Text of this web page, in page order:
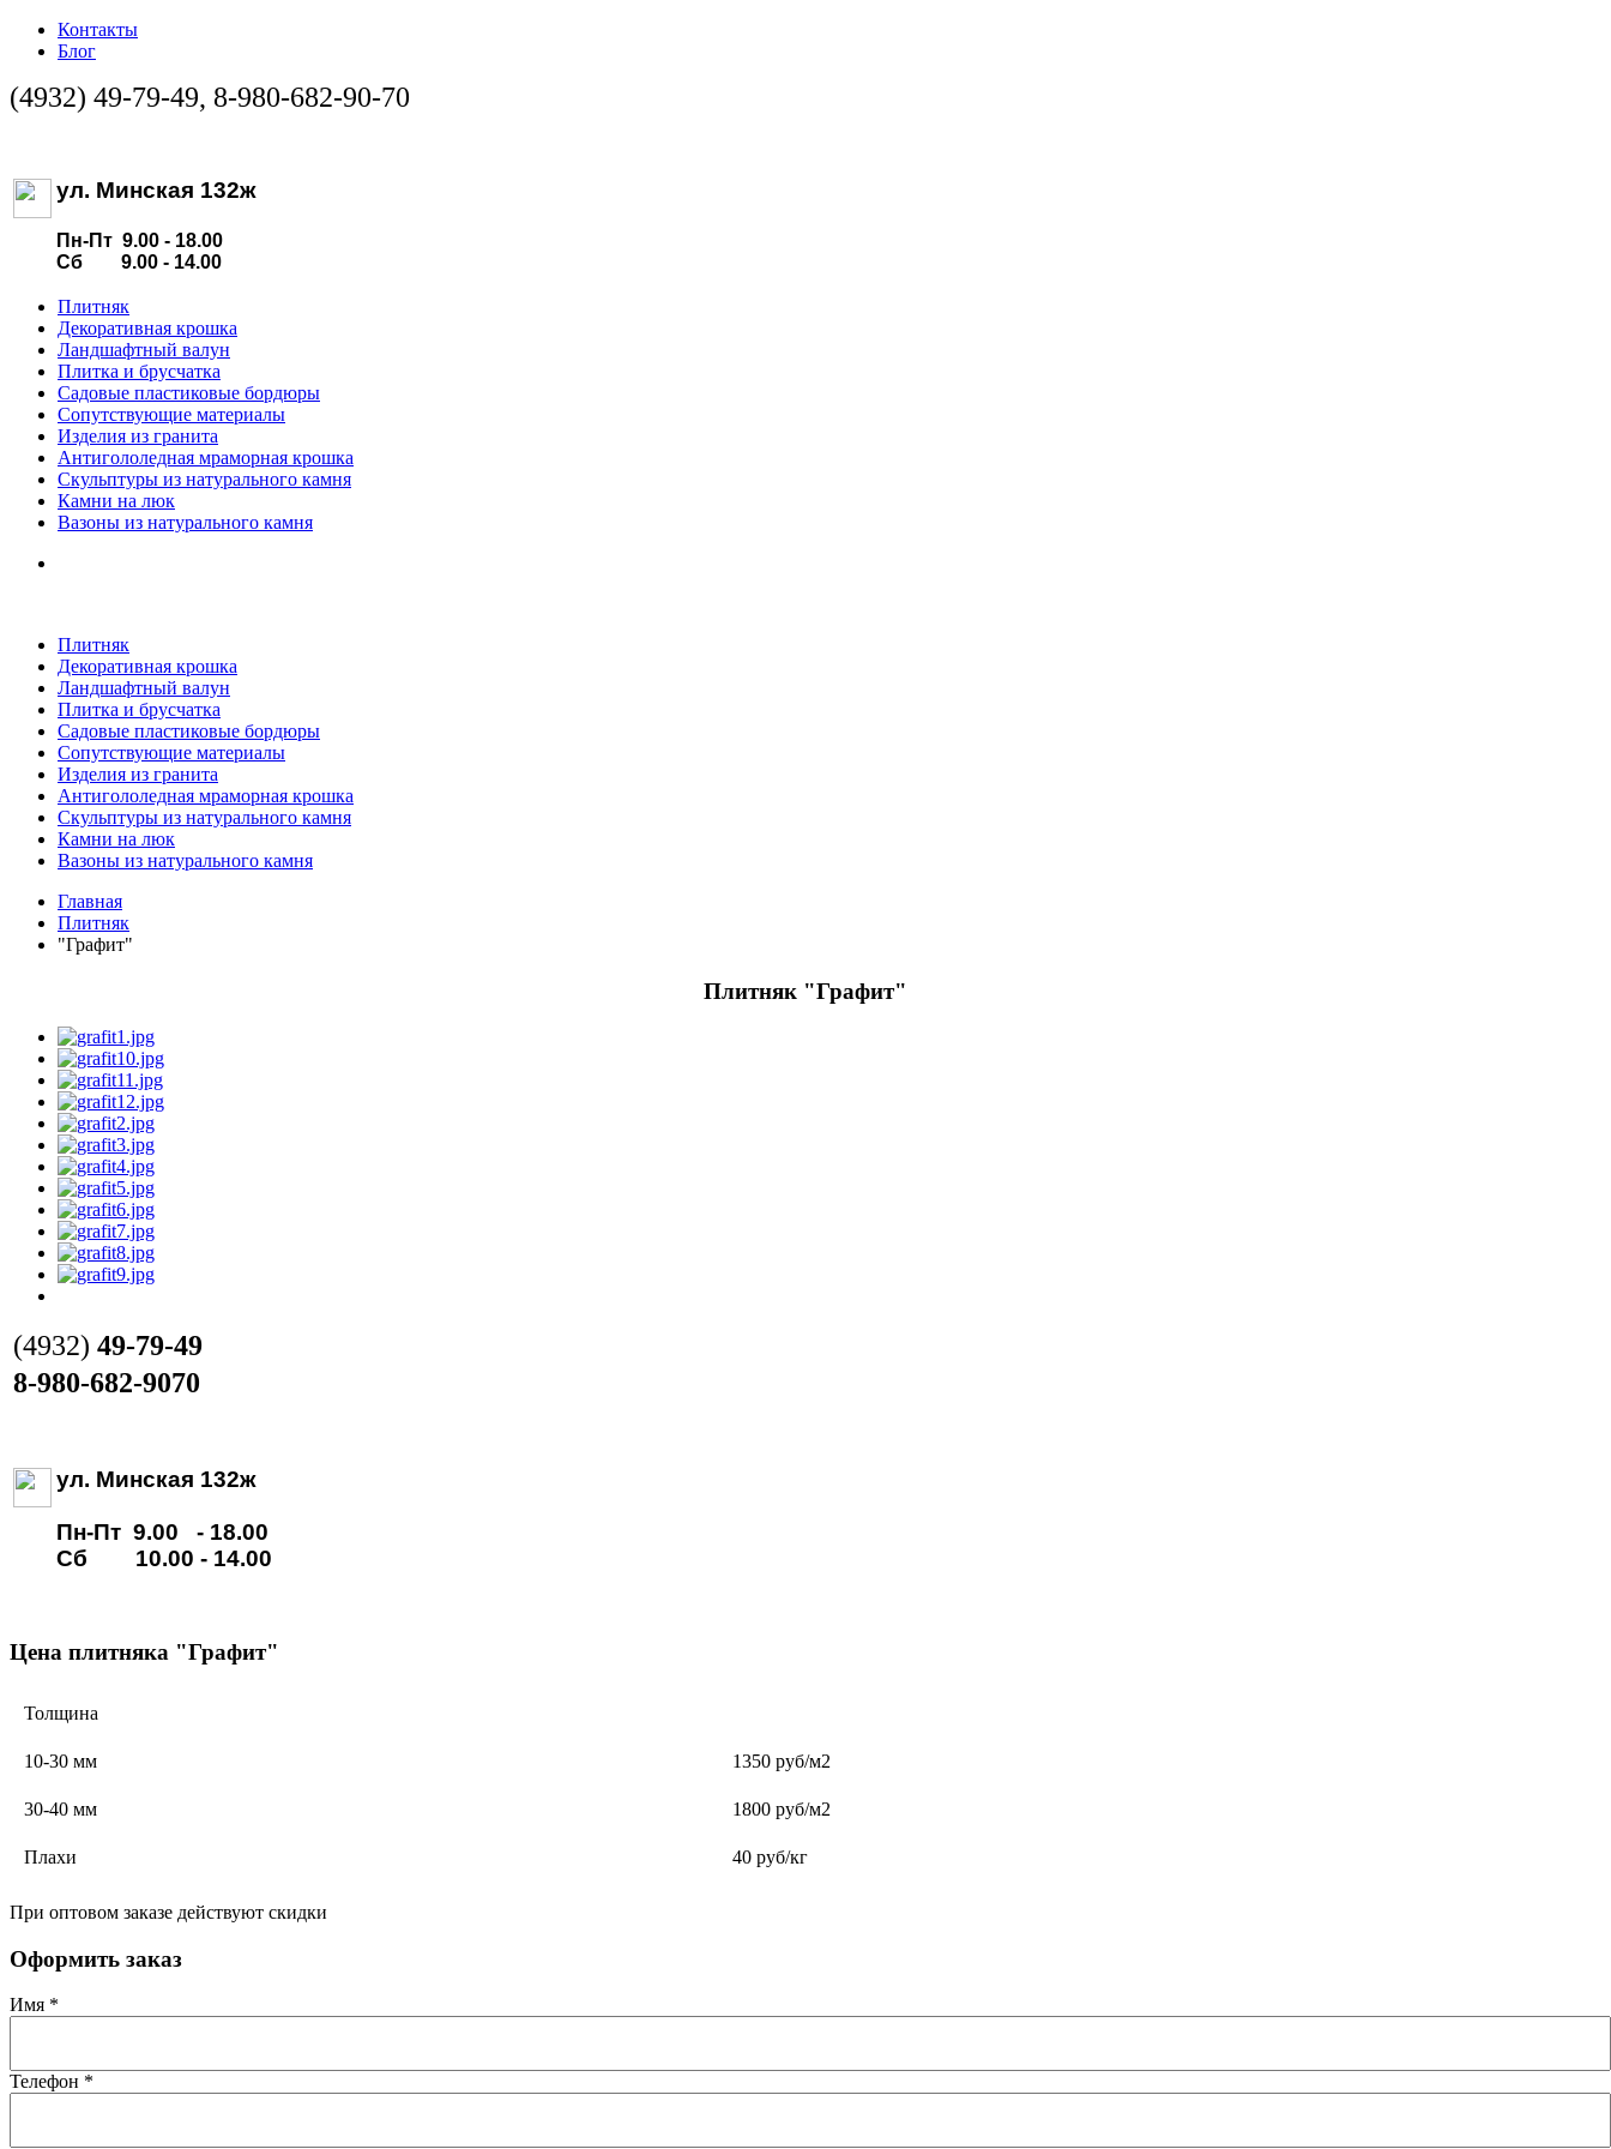
Контакты
Блог
(4932) 49-79-49, 8-980-682-90-70
ул. Минская 132ж
Пн-Пт 9.00 - 18.00
Сб 9.00 - 14.00
Плитняк
Декоративная крошка
Ландшафтный валун
Плитка и брусчатка
Садовые пластиковые бордюры
Сопутствующие материалы
Изделия из гранита
Антигололедная мраморная крошка
Скульптуры из натурального камня
Камни на люк
Вазоны из натурального камня
Плитняк
Декоративная крошка
Ландшафтный валун
Плитка и брусчатка
Садовые пластиковые бордюры
Сопутствующие материалы
Изделия из гранита
Антигололедная мраморная крошка
Скульптуры из натурального камня
Камни на люк
Вазоны из натурального камня
Главная
Плитняк
"Графит"
Плитняк "Графит"
(4932) 49-79-49
8-980-682-9070
ул. Минская 132ж
Пн-Пт 9.00 - 18.00
Сб 10.00 - 14.00
Цена плитняка "Графит"
Толщина
10-30 мм 1350 руб/м2
30-40 мм 1800 руб/м2
Плахи 40 руб/кг
При оптовом заказе действуют скидки
Оформить заказ
Имя *
Телефон *